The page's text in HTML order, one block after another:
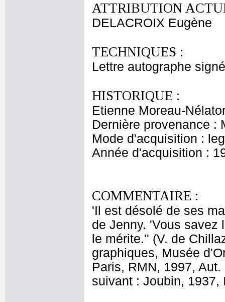
ATTRIBUTION
DELACROIX Eugène
TECHNIQUES :
Lettre autographe
HISTORIQUE :
Etienne Moreau-
Dernière provenance :
Mode d'acquisition :
Année d'acquisition :
COMMENTAIRE :
'Il est désolé de ses
de Jenny. 'Vous savez
le mérite.'' (V. de
graphiques, Musée
Paris, RMN, 1997,
suivant : Joubin, 1937,